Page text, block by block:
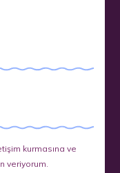
kurmasına ve
veriyorum.